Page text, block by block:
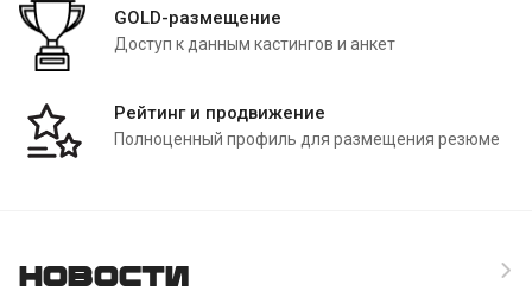
GOLD-размещение
Доступ к данным кастингов и анкет
Рейтинг и продвижение
Полноценный профиль для размещения резюме
Новости